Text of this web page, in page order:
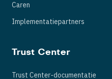
Caren
Implementatiepartners
Trust Center
Trust Center-documentatie